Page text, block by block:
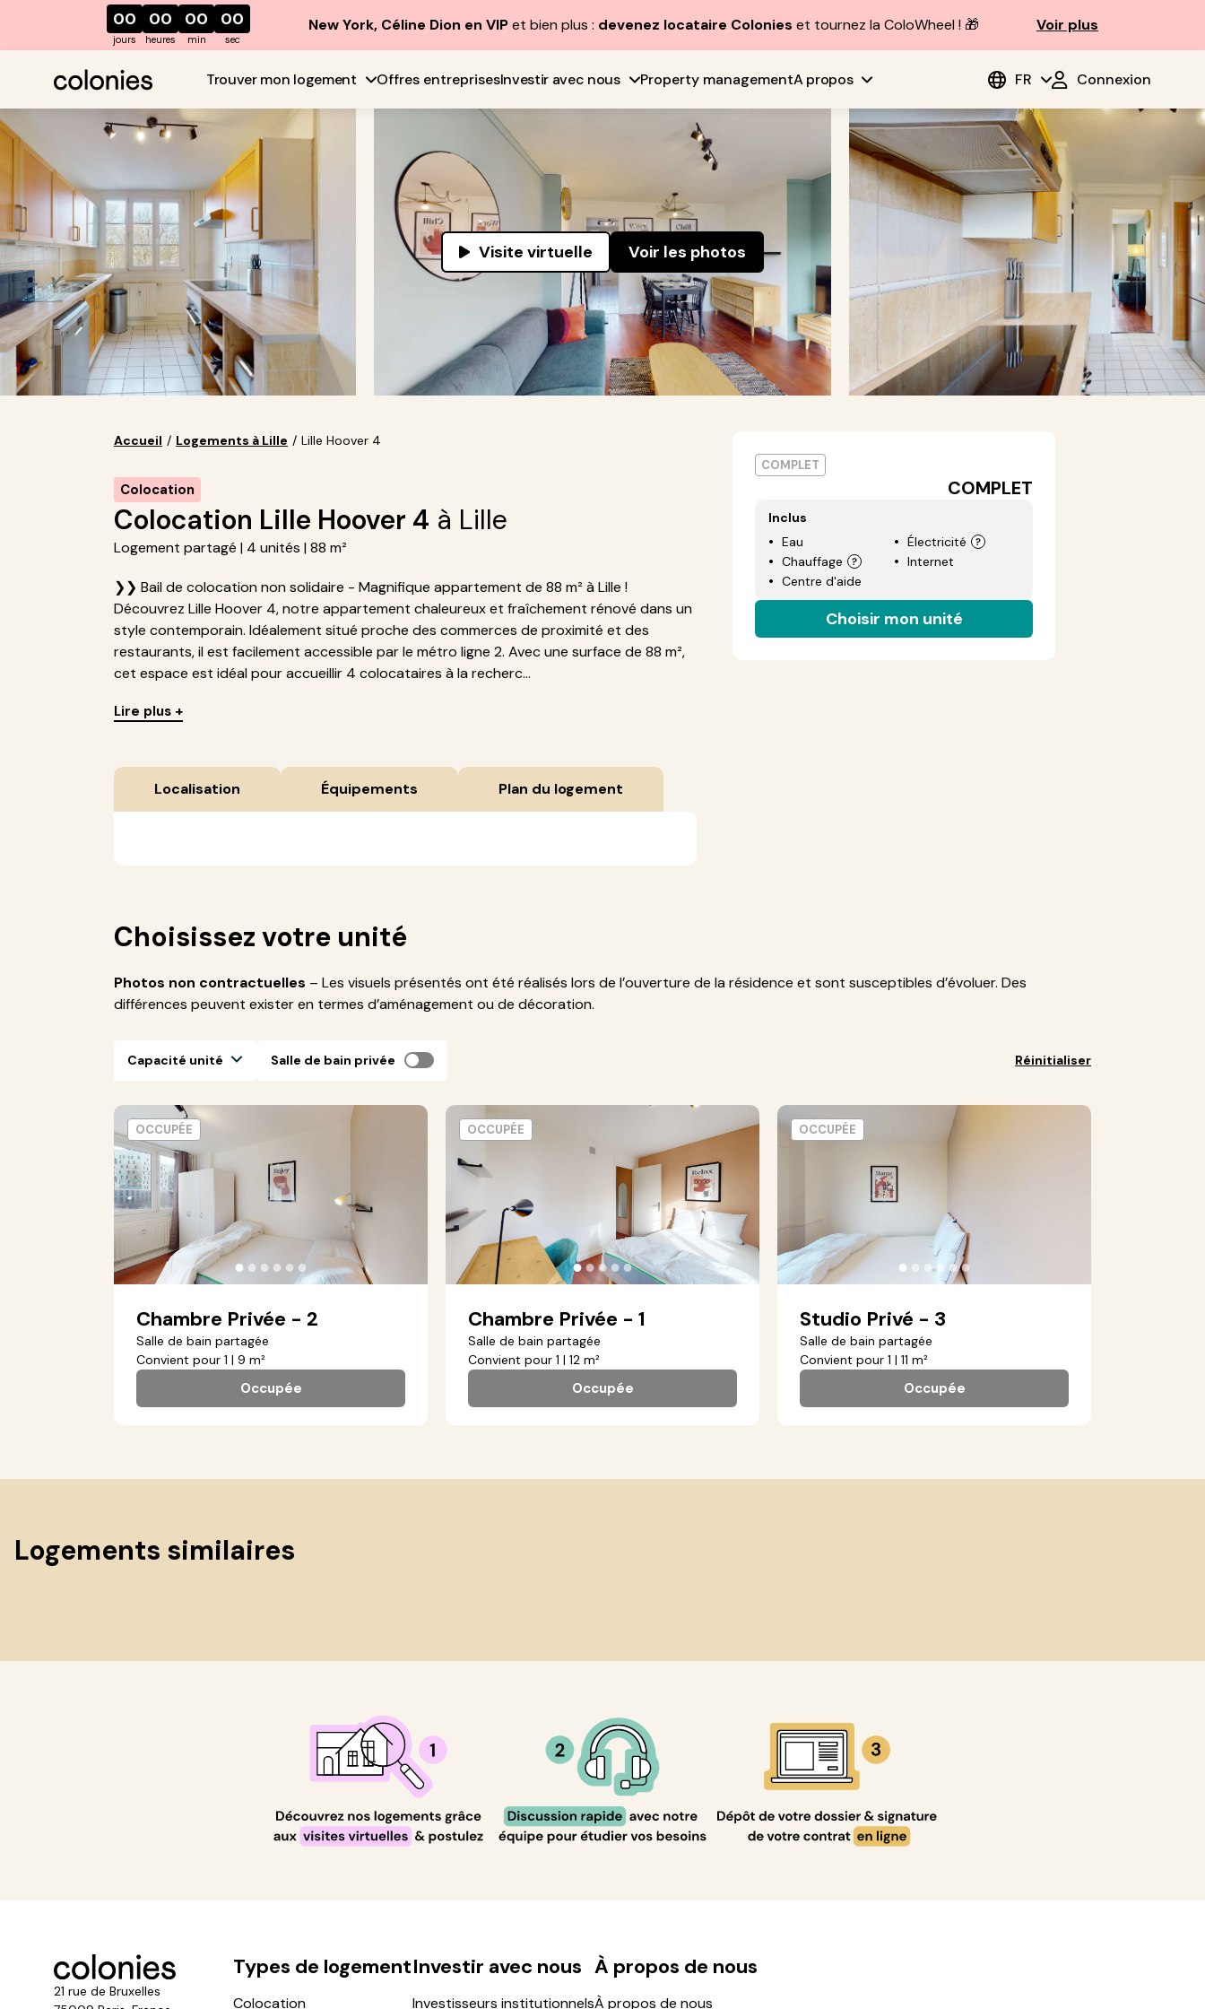
00
jours
00
heures
00
min
00
sec
New York, Céline Dion en VIPet bien plus : devenez locataire Colonies et tournez la ColoWheel ! 🎁 Voir plus
Trouver mon logement Offres entreprisesInvestir avec nous Property managementA propos FR Connexion
Visite virtuelle Voir les photos
Accueil / Logements à Lille / Lille Hoover 4
Colocation
Colocation Lille Hoover 4 à Lille
Logement partagé | 4 unités | 88 m²
❯❯ Bail de colocation non solidaire - Magnifique appartement de 88 m² à Lille !
Découvrez Lille Hoover 4, notre appartement chaleureux et fraîchement rénové dans un
style contemporain. Idéalement situé proche des commerces de proximité et des
restaurants, il est facilement accessible par le métro ligne 2. Avec une surface de 88 m²,
cet espace est idéal pour accueillir 4 colocataires à la recherc...
Lire plus +
Localisation Équipements Plan du logement
COMPLET
COMPLET
Inclus
Eau
Électricité
Chauffage
Internet
Centre d'aide
Choisir mon unité
Choisissez votre unité
Photos non contractuelles – Les visuels présentés ont été réalisés lors de l’ouverture de la résidence et sont susceptibles d’évoluer. Des
différences peuvent exister en termes d’aménagement ou de décoration.
Capacité unité Salle de bain privée Réinitialiser
●● ● ● ● ●
Chambre Privée - 2
Salle de bain partagée
Convient pour 1 | 9 m²
Occupée
OCCUPÉE
●●●●●
Chambre Privée - 1
Salle de bain partagée
Convient pour 1 | 12 m²
Occupée
OCCUPÉE
● ● ●● ●●
Studio Privé - 3
Salle de bain partagée
Convient pour 1 | 11 m²
Occupée
OCCUPÉE
Logements similaires
21 rue de Bruxelles
Types de logement
Colocation
Investir avec nous
Investisseurs institutionnels
À propos de nous
À propos de nous